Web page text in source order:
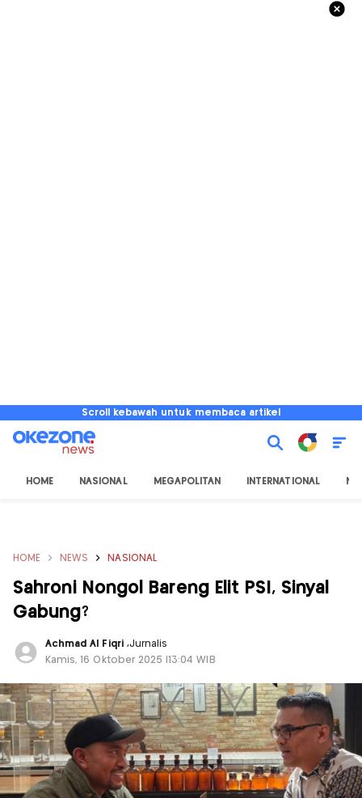
Scroll kebawah untuk membaca artikel
HOME NASIONAL MEGAPOLITAN INTERNATIONAL
HOME NEWS NASIONAL
Sahroni Nongol Bareng Elit PSI, Sinyal
Gabung?
Achmad Al Fiqri ,Jurnalis
Kamis, 16 Oktober 2025 |13:04 WIB